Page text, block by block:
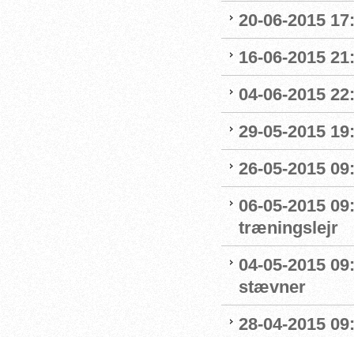
20-06-2015
16-06-2015
04-06-2015
29-05-2015
26-05-2015
06-05-2015
træningslejr
04-05-2015
stævner
28-04-2015